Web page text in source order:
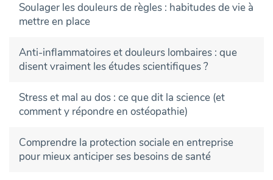
Soulager les douleurs de règles : habitudes de vie à
mettre en place
Anti-inflammatoires et douleurs lombaires : que
disent vraiment les études scientifiques ?
Stress et mal au dos : ce que dit la science (et
comment y répondre en ostéopathie)
Comprendre la protection sociale en entreprise
pour mieux anticiper ses besoins de santé